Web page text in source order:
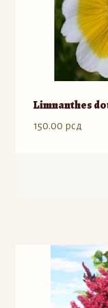
Limnanthes
150.00 рсд
varijanti.
Opcije